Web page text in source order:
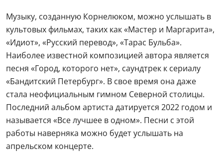
Музыку, созданную Корнелюком, можно услышать в
культовых фильмах, таких как «Мастер и Маргарита»,
«Идиот», «Русский перевод», «Тарас Бульба».
Наиболее известной композицией автора является
песня «Город, которого нет», саундтрек к сериалу
«Бандитский Петербург». В свое время она даже
стала неофициальным гимном Северной столицы.
Последний альбом артиста датируется 2022 годом и
называется «Все лучшее в одном». Песни с этой
работы наверняка можно будет услышать на
апрельском концерте.